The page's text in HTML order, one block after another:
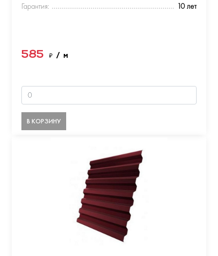
Гарантия:
10 лет
585 ₽ / м
В КОРЗИНУ